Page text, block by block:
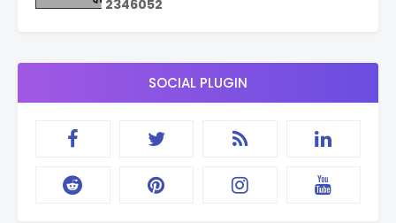
2346052
SOCIAL PLUGIN